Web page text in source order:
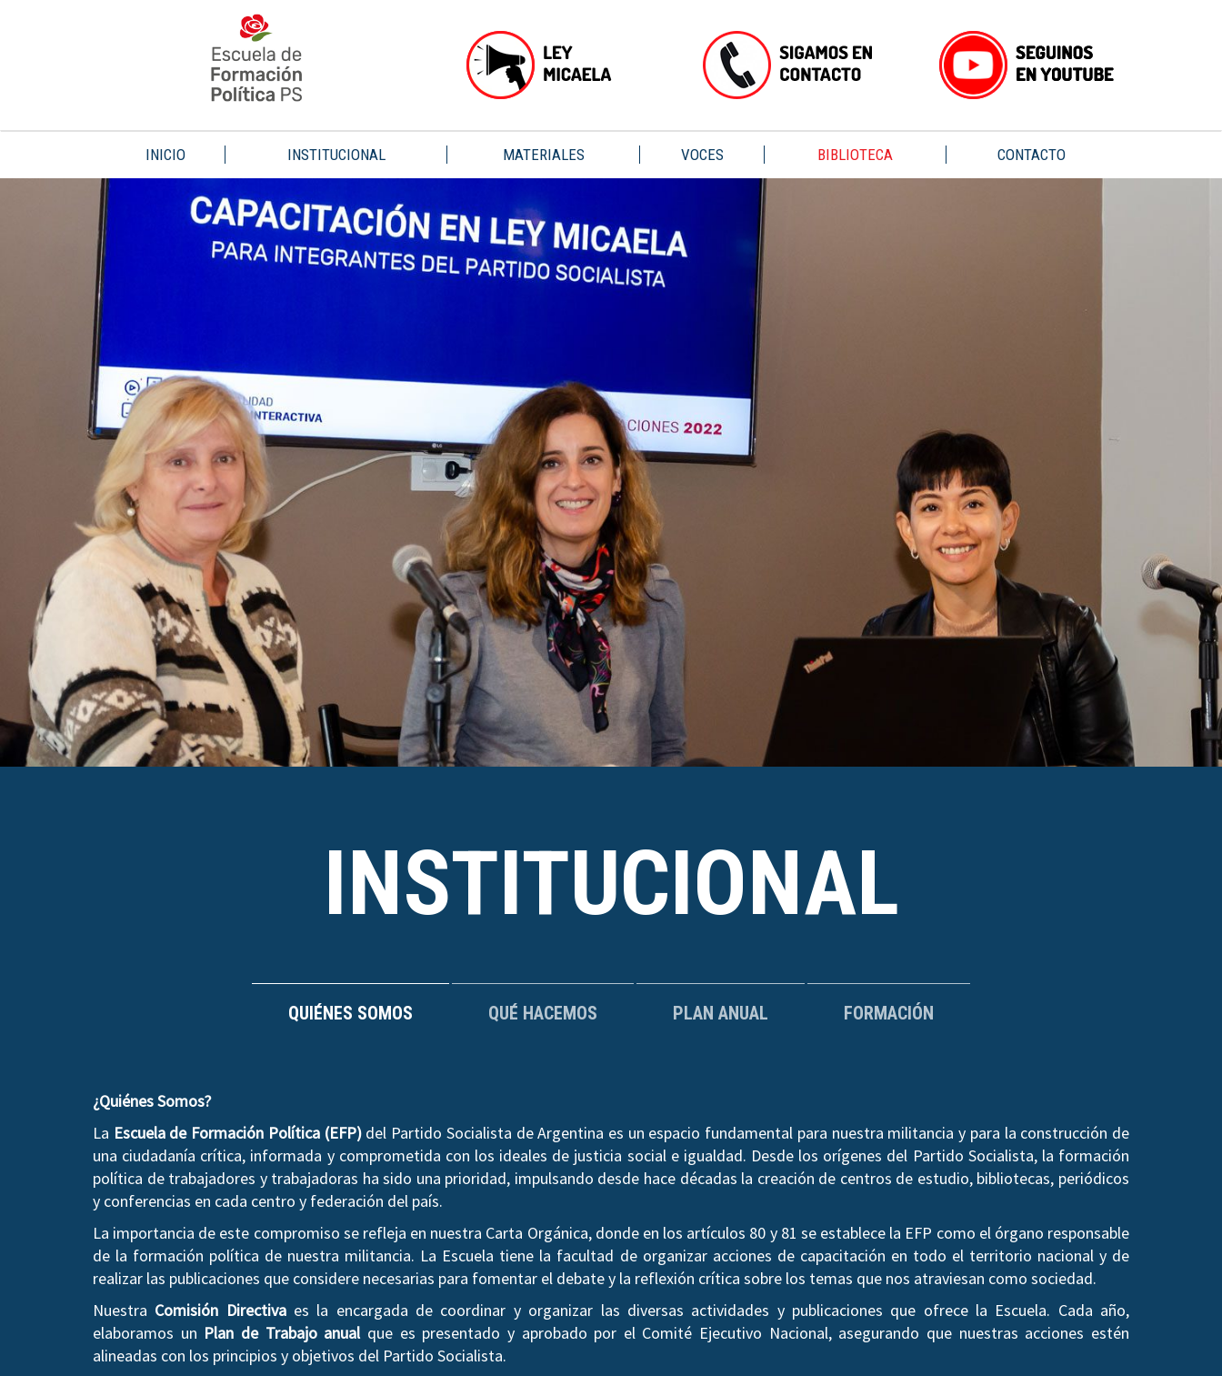
INICIO INSTITUCIONAL MATERIALES VOCES BIBLIOTECA CONTACTO
INSTITUCIONAL
QUIÉNES SOMOS QUÉ HACEMOS PLAN ANUAL FORMACIÓN
¿Quiénes Somos?
La Escuela de Formación Política (EFP)del Partido Socialista de Argentina es un espacio fundamental para nuestra militancia y para la construcción de
una ciudadanía crítica, informada y comprometida con los ideales de justicia social e igualdad. Desde los orígenes del Partido Socialista, la formación
política de trabajadores y trabajadoras ha sido una prioridad, impulsando desde hace décadas la creación de centros de estudio, bibliotecas, periódicos
y conferencias en cada centro y federación del país.
La importancia de este compromiso se refleja en nuestra Carta Orgánica, donde en los artículos 80 y 81 se establece la EFP como el órgano responsable
de la formación política de nuestra militancia. La Escuela tiene la facultad de organizar acciones de capacitación en todo el territorio nacional y de
realizar las publicaciones que considere necesarias para fomentar el debate y la reflexión crítica sobre los temas que nos atraviesan como sociedad.
Nuestra Comisión Directivaes la encargada de coordinar y organizar las diversas actividades y publicaciones que ofrece la Escuela. Cada año,
elaboramos un Plan de Trabajo anualque es presentado y aprobado por el Comité Ejecutivo Nacional, asegurando que nuestras acciones estén
alineadas con los principios y objetivos del Partido Socialista.